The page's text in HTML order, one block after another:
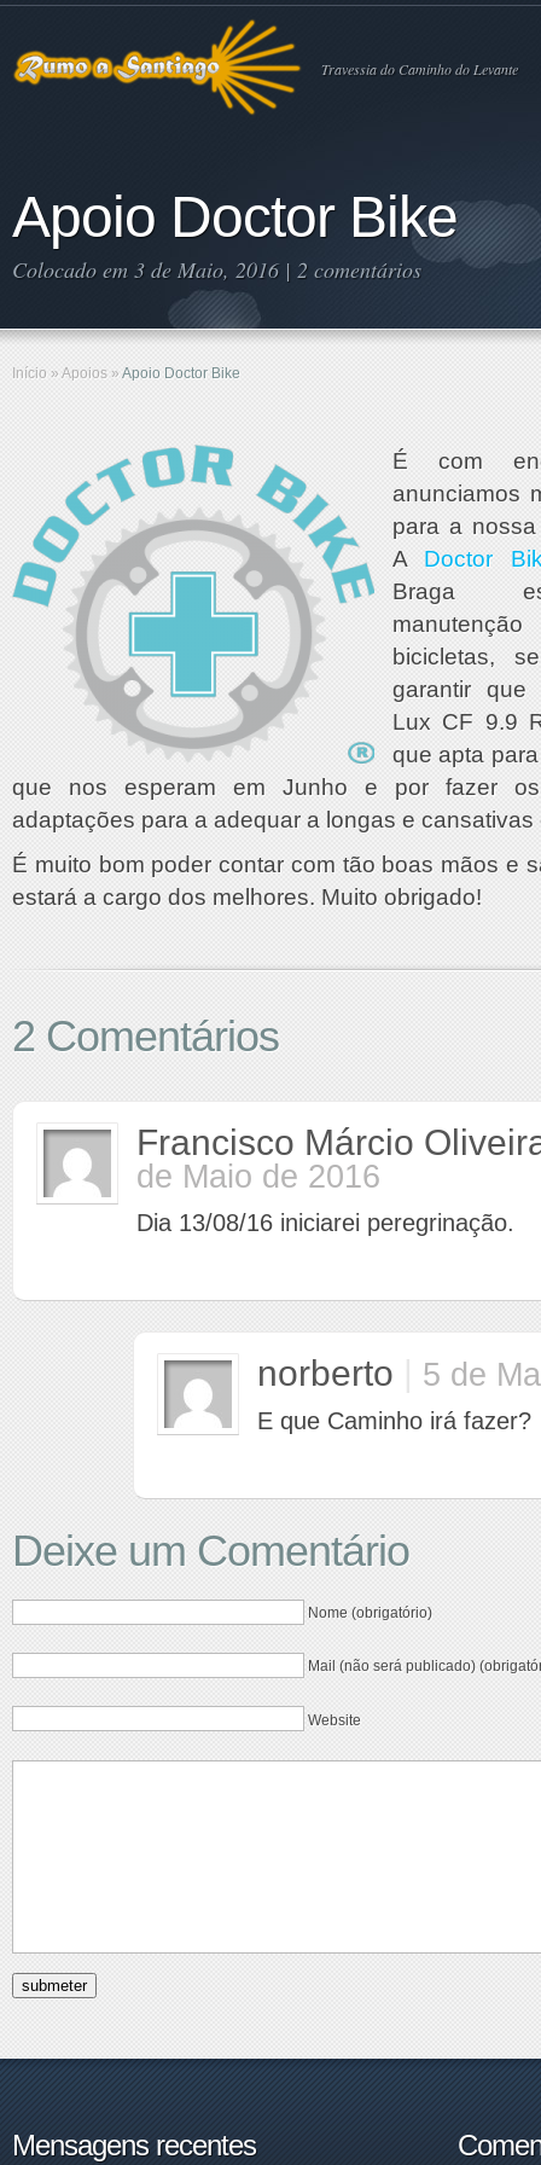
Travessia do Caminho do Levante
Apoio Doctor Bike
Colocado em 3 de Maio, 2016 | 2 comentários
Início » Apoios » Apoio Doctor Bike
É com
anunciamos
para a
A Doctor
Braga
bicicletas,
garantir que
Lux CF 9.9
que apta
que nos esperam em Junho e por fazer
adaptações para a adequar a longas e cansativas
É muito bom poder contar com tão boas mãos e
estará a cargo dos melhores. Muito obrigado!
2 Comentários
Francisco Márcio
de Maio de 2016
Dia 13/08/16 iniciarei peregrinação.
norberto | 5 de
E que Caminho irá fazer?
Deixe um Comentário
Nome (obrigatório)
Mail (não será publicado)
Website
Mensagens recentes